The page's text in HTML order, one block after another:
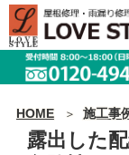
HOME 施工事
露出した